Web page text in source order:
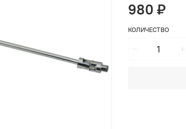
980 ₽
КОЛИЧЕСТВО